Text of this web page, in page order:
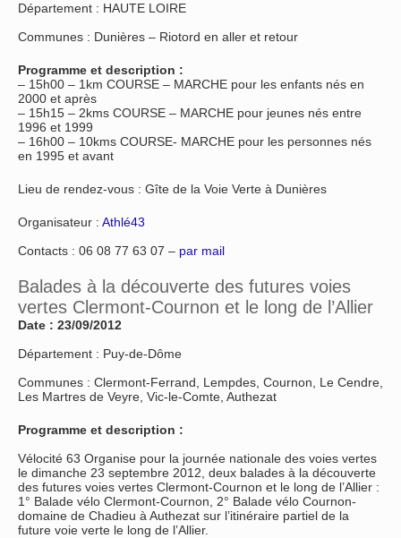
Département : HAUTE LOIRE
Communes : Dunières – Riotord en aller et retour
Programme et description :
– 15h00 – 1km COURSE – MARCHE pour les enfants nés en
2000 et après
– 15h15 – 2kms COURSE – MARCHE pour jeunes nés entre
1996 et 1999
– 16h00 – 10kms COURSE- MARCHE pour les personnes nés
en 1995 et avant
Lieu de rendez-vous : Gîte de la Voie Verte à Dunières
Organisateur : Athlé43
Contacts : 06 08 77 63 07 – par mail
Balades à la découverte des futures voies
vertes Clermont-Cournon et le long de l’Allier
Date : 23/09/2012
Département : Puy-de-Dôme
Communes : Clermont-Ferrand, Lempdes, Cournon, Le Cendre,
Les Martres de Veyre, Vic-le-Comte, Authezat
Programme et description :
Vélocité 63 Organise pour la journée nationale des voies vertes
le dimanche 23 septembre 2012, deux balades à la découverte
des futures voies vertes Clermont-Cournon et le long de l’Allier :
1° Balade vélo Clermont-Cournon, 2° Balade vélo Cournon-
domaine de Chadieu à Authezat sur l’itinéraire partiel de la
future voie verte le long de l’Allier.